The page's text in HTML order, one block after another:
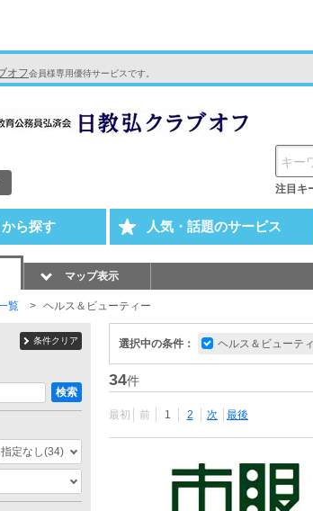
オフ会員様専用優待サービスです。
注目キ
ら探す 人気・話題のサービス
マップ表示
覧 ヘルス＆ビューティー
選択中の条件： ヘルス＆ビューテ
34件
最初 前 1 2 次 最後
条件クリア
検索
指定なし(34)